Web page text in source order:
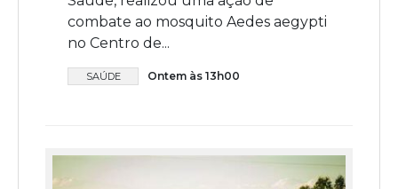
combate ao mosquito Aedes aegypti
no Centro de...
SAÚDE Ontem às 13h00